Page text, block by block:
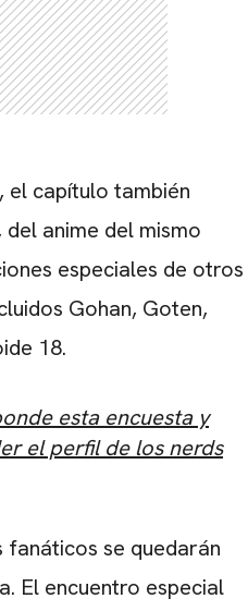
, el capítulo también
del anime del mismo
especiales de otros
Gohan, Goten,
18.
esta encuesta y
el perfil de los nerds
se quedarán
El encuentro especial
PUBLICIDADE